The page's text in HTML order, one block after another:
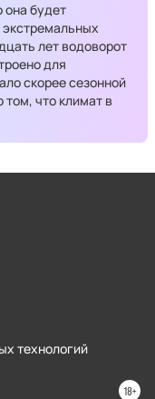
она будет
экстремальных
лет водоворот
для
скорее сезонной
том, что климат в
технологий